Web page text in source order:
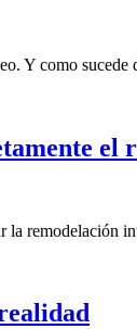
Y como sucede
el
remodelación